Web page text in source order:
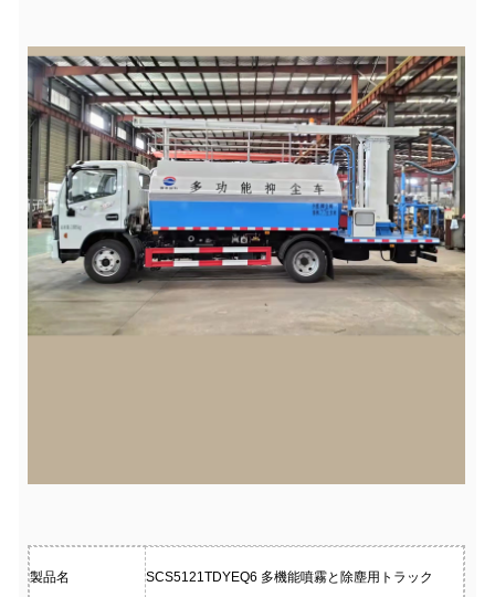
製品名 SCS5121TDYEQ6 多機能噴霧と除塵用トラック